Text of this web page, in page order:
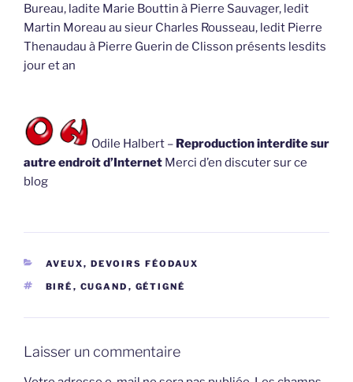
Bureau, ladite Marie Bouttin à Pierre Sauvager, ledit
Martin Moreau au sieur Charles Rousseau, ledit Pierre
Thenaudau à Pierre Guerin de Clisson présents lesdits
jour et an
Odile Halbert – Reproduction interdite sur
autre endroit d’Internet Merci d’en discuter sur ce
blog
CATÉGORIES
AVEUX, DEVOIRS FÉODAUX
ÉTIQUETTES
BIRÉ , CUGAND , GÉTIGNÉ
Laisser un commentaire